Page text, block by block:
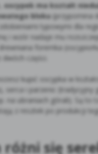
oscypek ma kształt
bloku (przypomina
typowymi dla
i wzór nadaje mu
drewniana foremka
dwóch części.
kupić oscypka w
serca i parzenic (tradycyjny
na ubraniach górali). Są to
z resztek po produkcji
różni się